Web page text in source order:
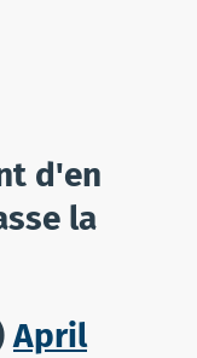
d'en
la
April